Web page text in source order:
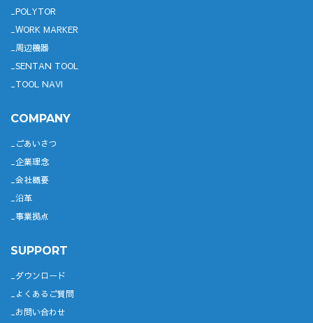
POLYTOR
WORK MARKER
周辺機器
SENTAN TOOL
TOOL NAVI
COMPANY
ごあいさつ
企業理念
会社概要
沿革
事業拠点
SUPPORT
ダウンロード
よくあるご質問
お問い合わせ